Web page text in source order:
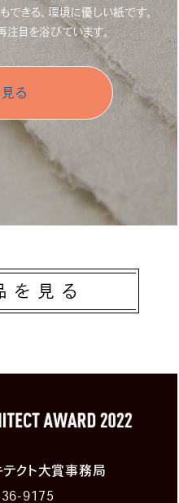
できる、環境に優しい紙です。
目を浴びています。
る
を見る
クト大賞事務局
9175